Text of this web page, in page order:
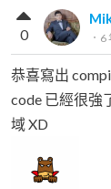
． 6
0
恭喜寫出
code 已經很強
域 XD